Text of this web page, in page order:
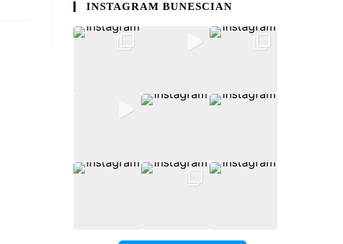
INSTAGRAM BUNESCIAN